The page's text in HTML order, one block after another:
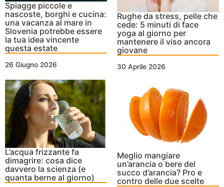
Spiagge piccole e
nascoste, borghi e cucina:
una vacanza al mare in
Slovenia potrebbe essere
la tua idea vincente
questa estate
26 Giugno 2026
Rughe da stress, pelle che
cede: 5 minuti di face
yoga al giorno per
mantenere il viso ancora
giovane
30 Aprile 2026
L’acqua frizzante fa
dimagrire: cosa dice
davvero la scienza (e
quanta berne al giorno)
Meglio mangiare
un’arancia o bere del
succo d’arancia? Pro e
contro delle due scelte